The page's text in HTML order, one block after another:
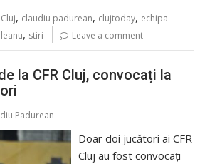
, claudiu padurean, clujtoday, echipa
, stiri Leave a comment
la CFR Cluj, convocați la
Padurean
Doar doi jucători ai CFR
Cluj au fost convocați